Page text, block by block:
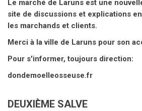
Le marché de Laruns est une
site de discussions et explications
les marchands et clients.
Merci à la ville de Laruns pour son
Pour s'informer, toujours direction:
dondemoelleosseuse.fr
DEUXIÈME SALVE